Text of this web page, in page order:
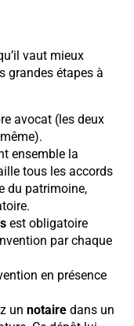
vaut mieux
grandes étapes à
avocat (les deux
ensemble la
tous les accords
du patrimoine,
est obligatoire
par chaque
en présence
un notaire dans un